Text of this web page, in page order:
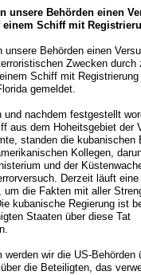
unsere Behörden einen
einem Schiff mit
unsere Behörden einen
Zwecken durch
Schiff mit
gemeldet.
und nachdem festgestellt
aus dem Hoheitsgebiet der
standen die kubanischen
Kollegen,
und der
Derzeit läuft eine
um die Fakten mit aller
kubanische Regierung ist
Staaten über diese Tat
werden wir die US-
über die Beteiligten, das